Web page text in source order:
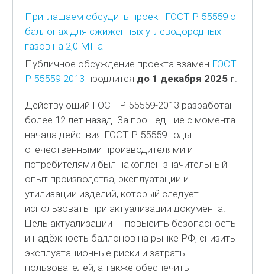
Приглашаем обсудить проект ГОСТ Р 55559 о
баллонах для сжиженных углеводородных
газов на 2,0 МПа
Публичное обсуждение проекта взамен ГОСТ
Р 55559-2013 продлится до 1 декабря 2025 г.
Действующий ГОСТ Р 55559-2013 разработан
более 12 лет назад. За прошедшие с момента
начала действия ГОСТ Р 55559 годы
отечественными производителями и
потребителями был накоплен значительный
опыт производства, эксплуатации и
утилизации изделий, который следует
использовать при актуализации документа.
Цель актуализации — повысить безопасность
и надёжность баллонов на рынке РФ, снизить
эксплуатационные риски и затраты
пользователей, а также обеспечить